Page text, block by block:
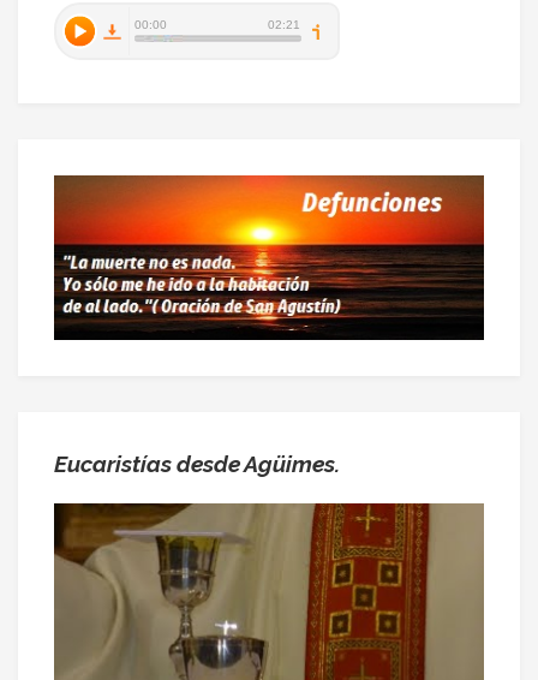
Eucaristías desde Agüimes.